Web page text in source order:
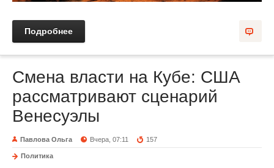
Подробнее
Смена власти на Кубе: США
рассматривают сценарий
Венесуэлы
Павлова Ольга Вчера, 07:11 157
Политика